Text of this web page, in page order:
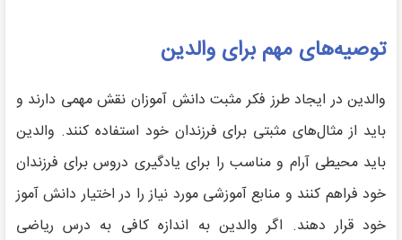
توصیه‌های مهم برای والدین
والدین در ایجاد طرز فکر مثبت دانش آموزان نقش مهمی دارند و
باید از مثال‌های مثبتی برای فرزندان خود استفاده کنند. والدین
باید محیطی آرام و مناسب را برای یادگیری دروس برای فرزندان
خود فراهم کنند و منابع آموزشی مورد نیاز را در اختیار دانش آموز
خود قرار دهند. اگر والدین به اندازه کافی به درس ریاضی